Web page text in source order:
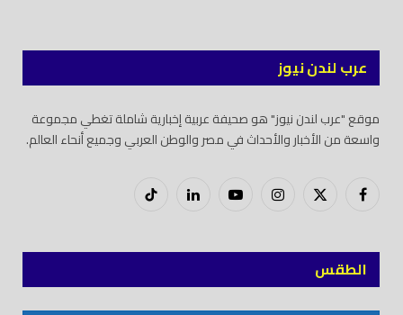
عرب لندن نيوز
موقع "عرب لندن نيوز" هو صحيفة عربية إخبارية شاملة تغطي مجموعة
واسعة من الأخبار والأحداث في مصر والوطن العربي وجميع أنحاء العالم.
فيسبوكX
إنستغراميوتيوب لينكدود
تيك
الطقس